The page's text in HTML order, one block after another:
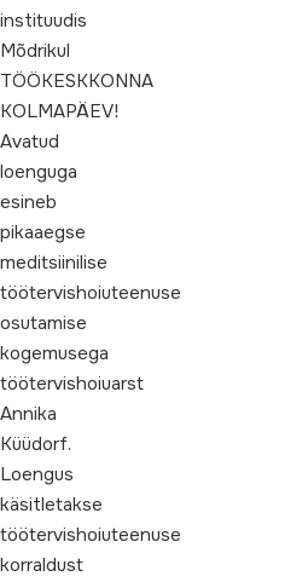
instituudis
Mõdrikul
TÖÖKESKKONNA
KOLMAPÄEV!
Avatud
loenguga
esineb
pikaaegse
meditsiinilise
töötervishoiuteenuse
osutamise
kogemusega
töötervishoiuarst
Annika
Küüdorf.
Loengus
käsitletakse
töötervishoiuteenuse
korraldust